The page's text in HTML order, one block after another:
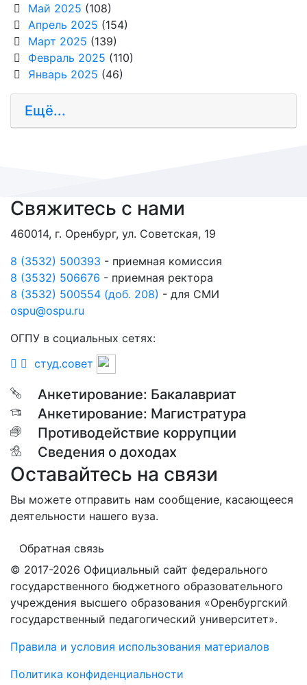
Май 2025 (108)
Апрель 2025 (154)
Март 2025 (139)
Февраль 2025 (110)
Январь 2025 (46)
Ещё...
Свяжитесь с нами
460014, г. Оренбург, ул. Советская, 19
8 (3532) 500393 - приемная комиссия
8 (3532) 506676 - приемная ректора
8 (3532) 500554 (доб. 208) - для СМИ
ospu@ospu.ru
ОГПУ в социальных сетях:
студ.совет
Анкетирование: Бакалавриат
Анкетирование: Магистратура
Противодействие коррупции
Сведения о доходах
Оставайтесь на связи
Вы можете отправить нам сообщение, касающееся
деятельности нашего вуза.
Обратная связь
© 2017-2026 Официальный сайт федерального
государственного бюджетного образовательного
учреждения высшего образования «Оренбургский
государственный педагогический университет».
Правила и условия использования материалов
Политика конфиденциальности